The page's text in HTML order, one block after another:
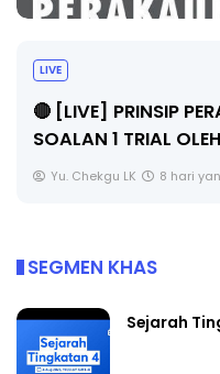
LIVE
🔴 [LIVE] PRINSIP
SOALAN 1 TRIAL
Yu. Chekgu LK 8 hari
SEGMEN KHAS
Sejarah